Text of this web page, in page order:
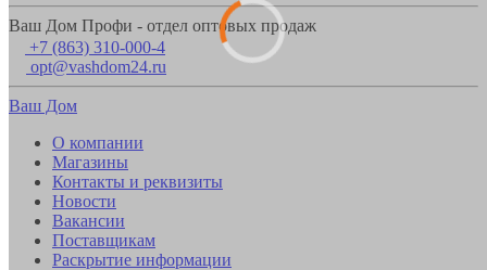
Ваш Дом Профи - отдел оптовых продаж
+7 (863) 310-000-4
opt@vashdom24.ru
Ваш Дом
О компании
Магазины
Контакты и реквизиты
Новости
Вакансии
Поставщикам
Раскрытие информации